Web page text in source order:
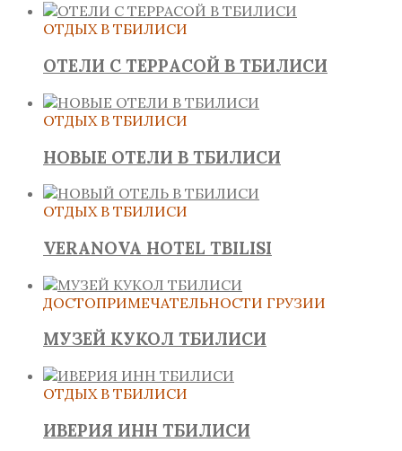
ОТДЫХ В ТБИЛИСИ
ОТЕЛИ С ТЕРРАСОЙ В ТБИЛИСИ
ОТДЫХ В ТБИЛИСИ
НОВЫЕ ОТЕЛИ В ТБИЛИСИ
ОТДЫХ В ТБИЛИСИ
VERANOVA HOTEL TBILISI
ДОСТОПРИМЕЧАТЕЛЬНОСТИ ГРУЗИИ
МУЗЕЙ КУКОЛ ТБИЛИСИ
ОТДЫХ В ТБИЛИСИ
ИВЕРИЯ ИНН ТБИЛИСИ